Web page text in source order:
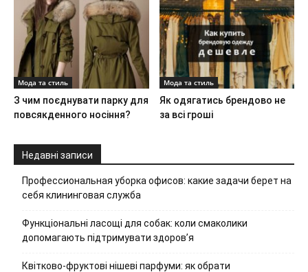
Мода та стиль
З чим поєднувати парку для
повсякденного носіння?
Мода та стиль
Як одягатись брендово не
за всі гроші
Недавні записи
Профессиональная уборка офисов: какие задачи берет на
себя клининговая служба
Функціональні ласощі для собак: коли смаколики
допомагають підтримувати здоров’я
Квітково-фруктові нішеві парфуми: як обрати